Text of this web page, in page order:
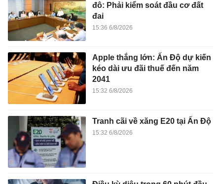
đô: Phải kiểm soát đầu cơ đất
đai
15:36 6/8/2026
Apple thắng lớn: Ấn Độ dự kiến
kéo dài ưu đãi thuế đến năm
2041
15:32 6/8/2026
Tranh cãi về xăng E20 tại Ấn Độ
15:32 6/8/2026